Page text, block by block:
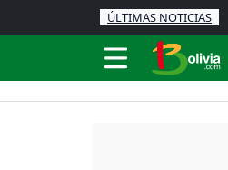
ÚLTIMAS NOTICIAS